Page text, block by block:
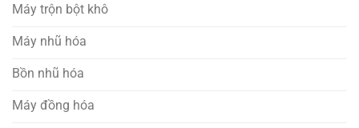
Máy trộn bột khô
Máy nhũ hóa
Bồn nhũ hóa
Máy đồng hóa